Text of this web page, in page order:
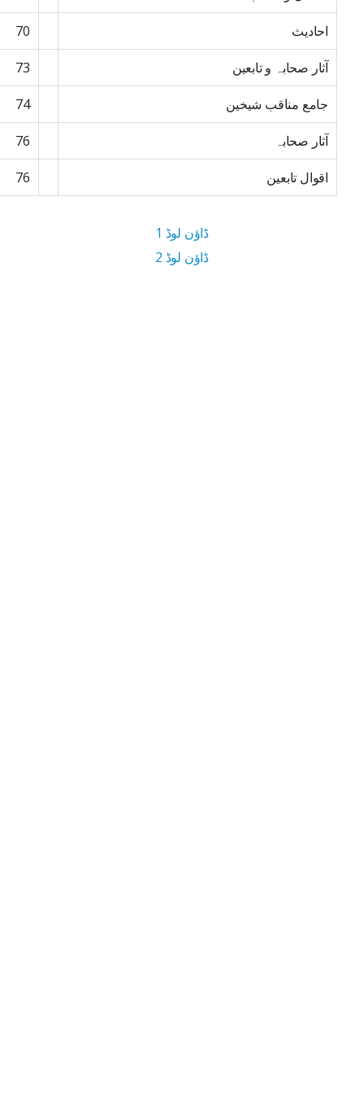
احادیث 70
آثار صحابہ و تابعین 73
جامع مناقب شیخین 74
آثار صحابہ 76
اقوال تابعین 76
ڈاؤن لوڈ 1
ڈاؤن لوڈ 2